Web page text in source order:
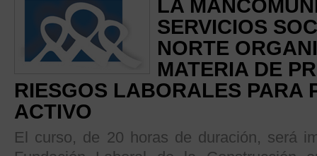
LA
SERVICIOS
NORTE
MATERIA DE
RIESGOS LABORALES PARA
ACTIVO
El curso, de 20 horas de duración, será